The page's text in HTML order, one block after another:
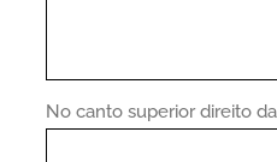
No canto superior direito